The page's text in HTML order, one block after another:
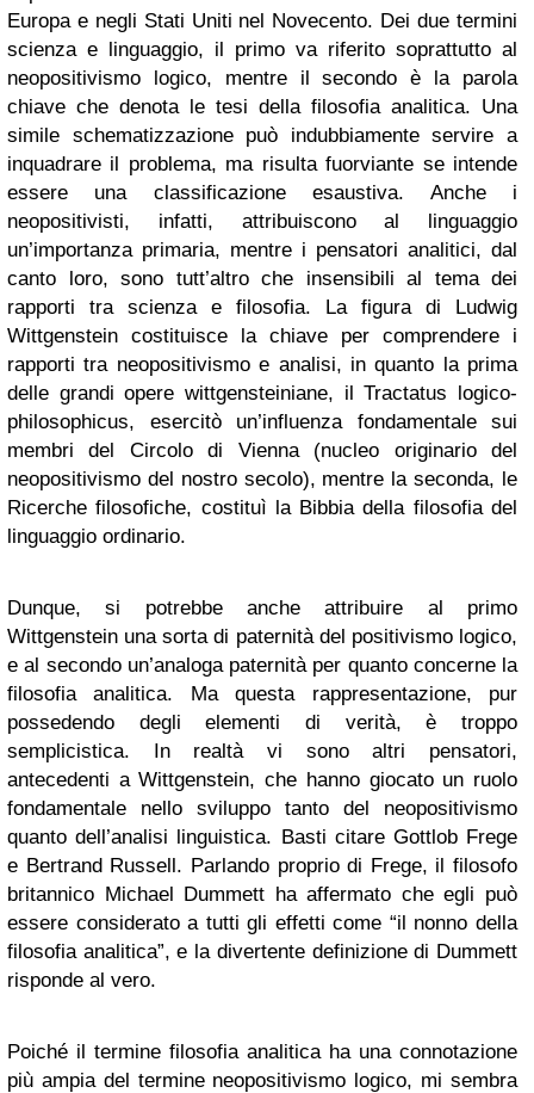
Europa e negli Stati Uniti nel Novecento. Dei due termini
scienza e linguaggio, il primo va riferito soprattutto al
neopositivismo logico, mentre il secondo è la parola
chiave che denota le tesi della filosofia analitica. Una
simile schematizzazione può indubbiamente servire a
inquadrare il problema, ma risulta fuorviante se intende
essere una classificazione esaustiva. Anche i
neopositivisti, infatti, attribuiscono al linguaggio
un’importanza primaria, mentre i pensatori analitici, dal
canto loro, sono tutt’altro che insensibili al tema dei
rapporti tra scienza e filosofia. La figura di Ludwig
Wittgenstein costituisce la chiave per comprendere i
rapporti tra neopositivismo e analisi, in quanto la prima
delle grandi opere wittgensteiniane, il Tractatus logico-
philosophicus, esercitò un’influenza fondamentale sui
membri del Circolo di Vienna (nucleo originario del
neopositivismo del nostro secolo), mentre la seconda, le
Ricerche filosofiche, costituì la Bibbia della filosofia del
linguaggio ordinario.
Dunque, si potrebbe anche attribuire al primo
Wittgenstein una sorta di paternità del positivismo logico,
e al secondo un’analoga paternità per quanto concerne la
filosofia analitica. Ma questa rappresentazione, pur
possedendo degli elementi di verità, è troppo
semplicistica. In realtà vi sono altri pensatori,
antecedenti a Wittgenstein, che hanno giocato un ruolo
fondamentale nello sviluppo tanto del neopositivismo
quanto dell’analisi linguistica. Basti citare Gottlob Frege
e Bertrand Russell. Parlando proprio di Frege, il filosofo
britannico Michael Dummett ha affermato che egli può
essere considerato a tutti gli effetti come “il nonno della
filosofia analitica”, e la divertente definizione di Dummett
risponde al vero.
Poiché il termine filosofia analitica ha una connotazione
più ampia del termine neopositivismo logico, mi sembra